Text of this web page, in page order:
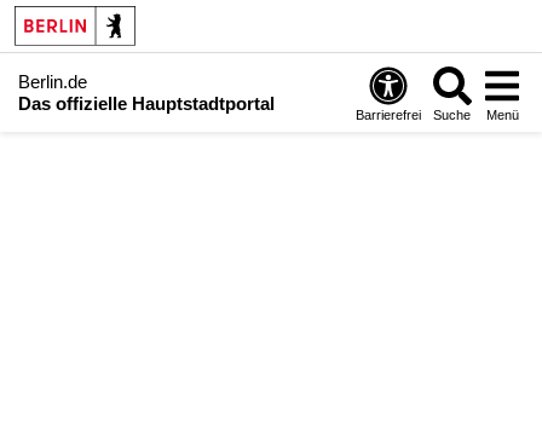
Berlin.de
Das offizielle Hauptstadtportal
Barrierefrei Suche Menü